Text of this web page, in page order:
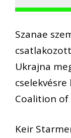
Szanae
Ukrajna
Coalition of
Keir